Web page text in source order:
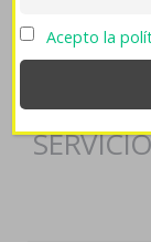
online-safely.html-
andorra
Acepto la